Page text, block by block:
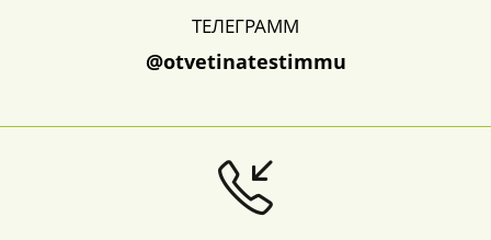
ТЕЛЕГРАММ
@otvetinatestimmu